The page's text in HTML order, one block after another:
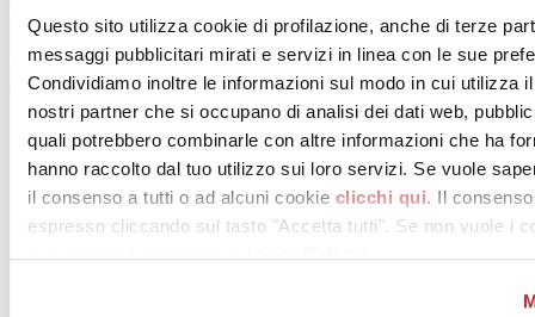
Questo sito utilizza cookie di profilazione, anche di terze
messaggi pubblicitari mirati e servizi in linea con le sue
Condividiamo inoltre le informazioni sul modo in cui utilizza
nostri partner che si occupano di analisi dei dati web,
quali potrebbero combinarle con altre informazioni che ha
hanno raccolto dal tuo utilizzo sui loro servizi. Se vuole
il consenso a tutti o ad alcuni cookie clicchi qui. Il
espresso cliccando sul tasto "Accetta tutti". Se non vuole i
può negare il consenso sul tasto "Rifiuta".